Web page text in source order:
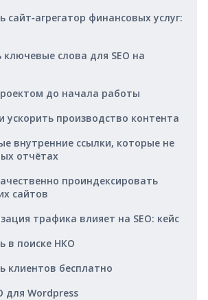
сайт‑агрегатор финансовых услуг:
слова для SEO на
до начала работы
ускорить производство контента
внутренние ссылки, которые не
отчётах
проиндексировать
сайтов
трафика влияет на SEO: кейс
в поиске НКО
клиентов бесплатно
для Wordpress